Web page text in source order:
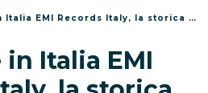
EMI Records Italy, la storica etichetta discografica
in Italia EMI